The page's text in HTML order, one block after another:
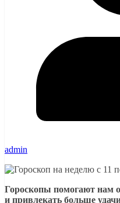
admin
Гороскопы помогают нам
и привлекать больше